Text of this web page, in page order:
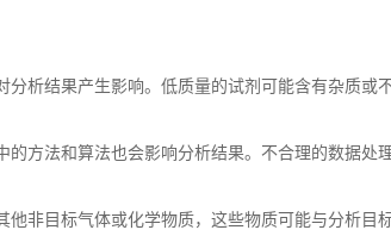
结果产生影响。低质量的试剂可能含有杂质或
法和算法也会影响分析结果。不合理的数据处
目标气体或化学物质，这些物质可能与分析目